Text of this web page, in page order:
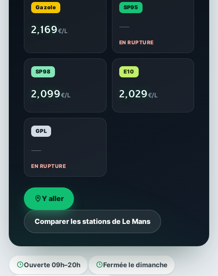
Gazole
2,169€/L
SP95
—
EN RUPTURE
SP98
2,099€/L
E10
2,029€/L
GPL
—
EN RUPTURE
Y aller
Comparer les stations de Le Mans
Ouverte 09h–20h Fermée le dimanche